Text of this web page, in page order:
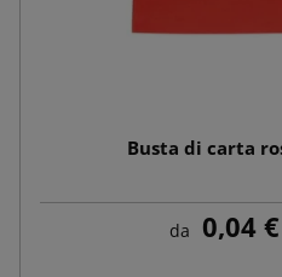
Busta di carta
da 0,04 €